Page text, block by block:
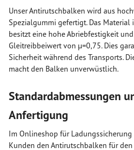
Unser Antirutschbalken wird aus
Spezialgummi gefertigt. Das Material
besitzt eine hohe Abriebfestigkeit
Gleitreibbeiwert von µ=0,75. Dies
Sicherheit während des Transports.
macht den Balken unverwüstlich.
Standardabmessungen
Anfertigung
Im Onlineshop für
Kunden den Antirutschbalken für